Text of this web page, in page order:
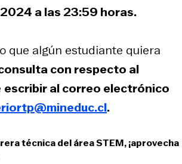
a las 23:59 horas.
que algún estudiante quiera
con respecto al
escribir al correo electrónico
.
técnica del área STEM, ¡aprovecha